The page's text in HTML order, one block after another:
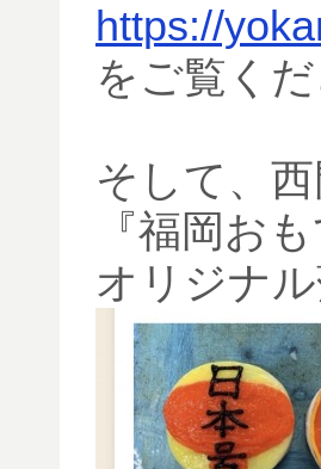
https://
をご覧く
そして、
『福岡お
オリジナ